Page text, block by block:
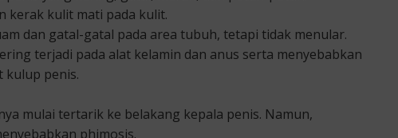
kerak kulit mati pada kulit.
dan gatal-gatal pada area tubuh, tetapi tidak menular.
terjadi pada alat kelamin dan anus serta menyebabkan
penis.
mulai tertarik ke belakang kepala penis. Namun,
phimosis.